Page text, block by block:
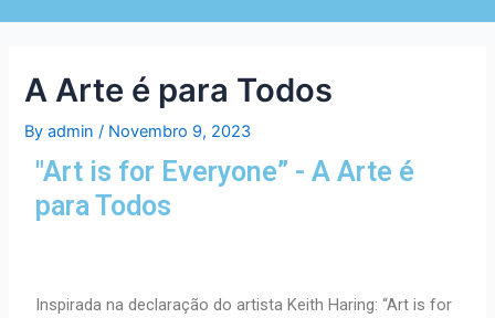
A Arte é para Todos
Byadmin/ Novembro 9, 2023
"Art is for Everyone” - A Arte é
para Todos
Inspirada na declaração do artista Keith Haring: “Art is for